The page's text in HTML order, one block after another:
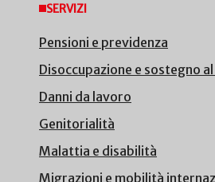
SERVIZI
Pensioni e previdenza
Disoccupazione e sostegno
Danni da lavoro
Genitorialità
Malattia e disabilità
Migrazioni e mobilità